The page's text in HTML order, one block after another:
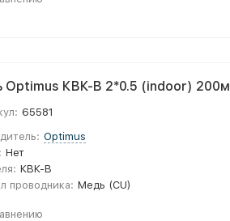
Optimus КВК-В 2*0.5 (indoor) 200м
65581
Optimus
Нет
КВК-В
проводника: Медь (CU)